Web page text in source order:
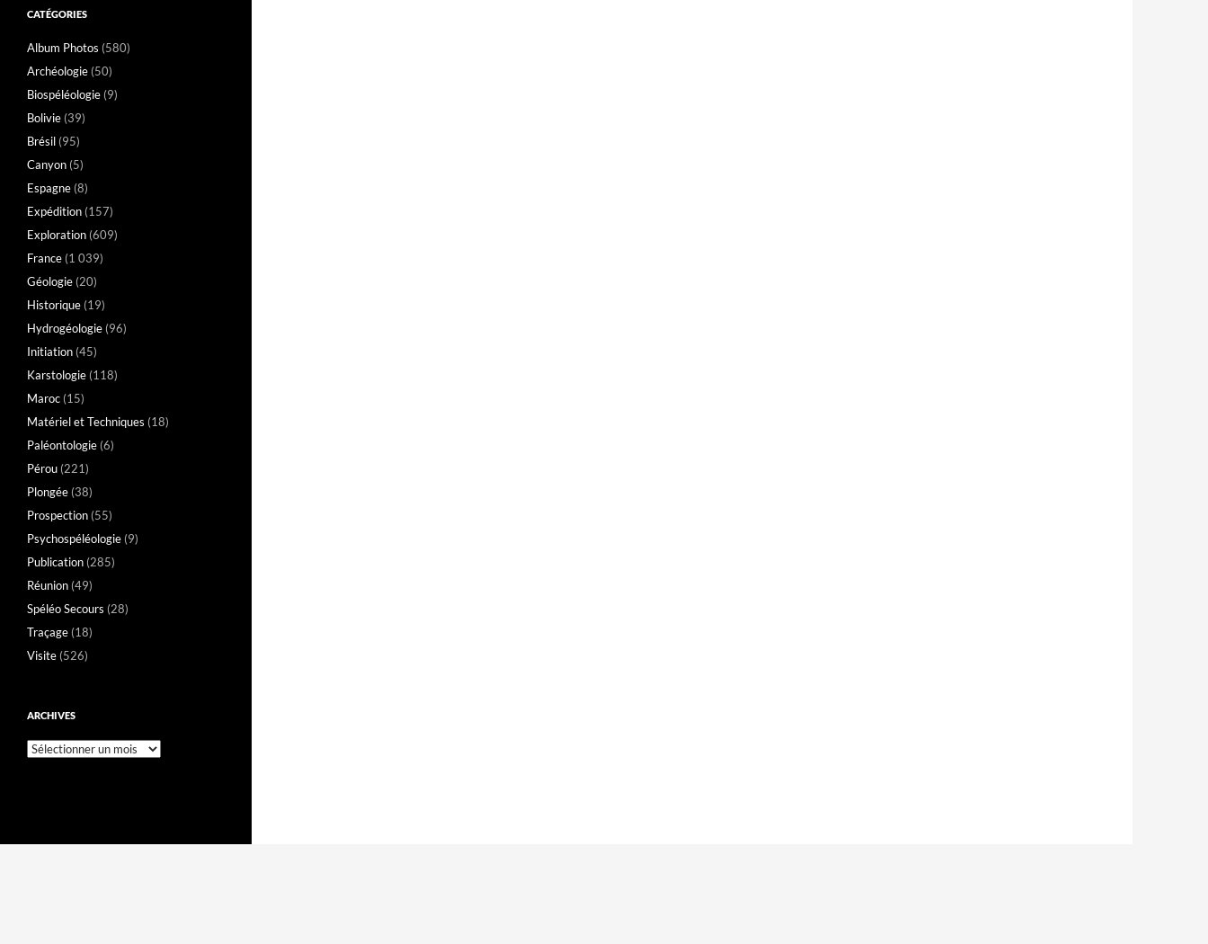
CATÉGORIES
Album Photos (580)
Archéologie (50)
Biospéléologie (9)
Bolivie (39)
Brésil (95)
Canyon (5)
Espagne (8)
Expédition (157)
Exploration (609)
France (1 039)
Géologie (20)
Historique (19)
Hydrogéologie (96)
Initiation (45)
Karstologie (118)
Maroc (15)
Matériel et Techniques (18)
Paléontologie (6)
Pérou (221)
Plongée (38)
Prospection (55)
Psychospéléologie (9)
Publication (285)
Réunion (49)
Spéléo Secours (28)
Traçage (18)
Visite (526)
ARCHIVES
Archives